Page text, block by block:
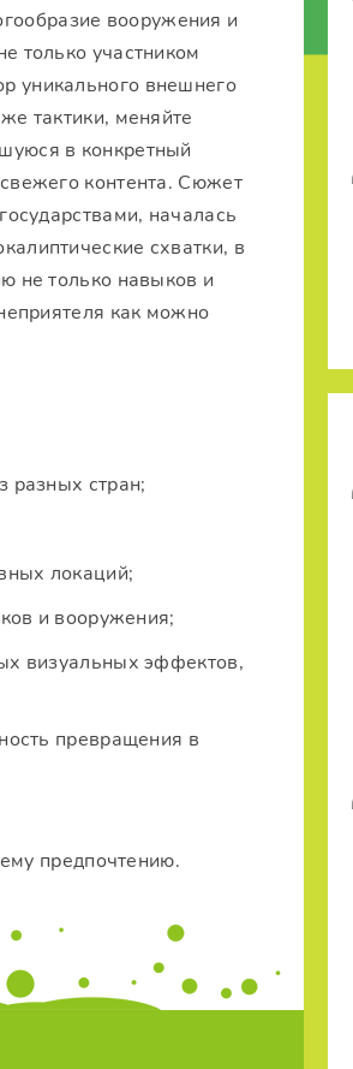
вооружения и
только участником
уникального внешнего
тактики, меняйте
в конкретный
контента. Сюжет
началась
схватки, в
не только навыков и
как можно
разных стран;
локаций;
и вооружения;
визуальных эффектов,
превращения в
предпочтению.